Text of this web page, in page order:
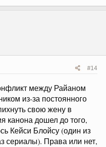
#14
между Райаном
из-за постоянного
свою жену в
канона дошел до того,
Кейси Блойсу (один из
сериалы). Права или нет,